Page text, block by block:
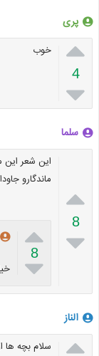
پری

4

خوب
سلما

8

این شعر این
ماندگارو

8

الناز
 سلام بچه